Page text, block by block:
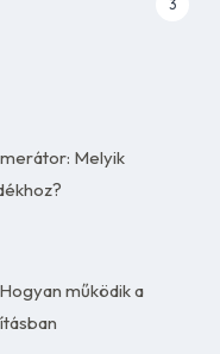
3
Melyik
működik a